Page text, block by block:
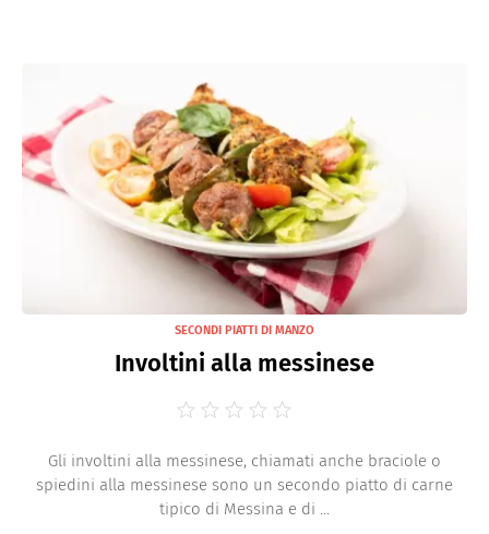
SECONDI PIATTI DI MANZO
Involtini alla messinese
Gli involtini alla messinese, chiamati anche braciole o
spiedini alla messinese sono un secondo piatto di carne
tipico di Messina e di ...